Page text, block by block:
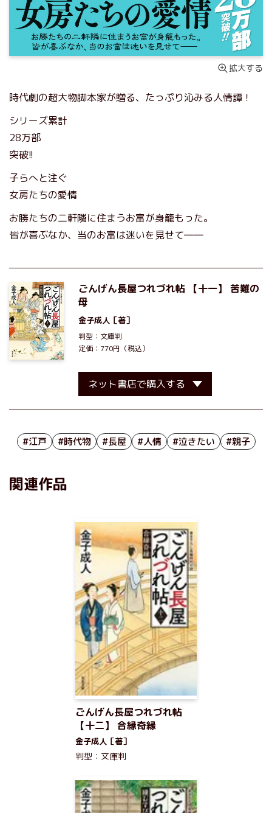
拡大する
時代劇の超大物脚本家が贈る、たっぷり沁みる人情譚！
シリーズ累計
28万部
突破!!
子らへと注ぐ
女房たちの愛情
お勝たちの二軒隣に住まうお富が身籠もった。
皆が喜ぶなか、当のお富は迷いを見せて――
ごんげん長屋つれづれ帖 【十一】 苦難の
母
金子成人 ［著］
判型：文庫判
定価：770円（税込）
ネット書店で購入する
#江戸 #時代物 #長屋 #人情 #泣きたい #親子
関連作品
ごんげん長屋つれづれ帖
【十二】 合縁奇縁
金子成人［著］
判型：文庫判